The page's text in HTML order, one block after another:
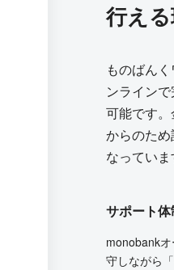
行え
ものばん
ンライン
可能です。
からのた
なっていま
サポート
monobank
守しながら